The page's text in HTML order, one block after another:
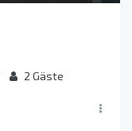
2 Gäste